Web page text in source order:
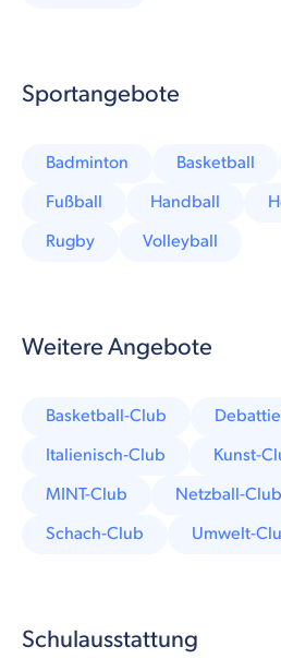
Sportangebote
Badminton Basketball
Fußball
Handball
Rugby
Volleyball
Weitere Angebote
Basketball-Club
Italienisch-Club
Kunst-
MINT-Club
Netzball-Club
Schach-Club
Umwelt-
Schulausstattung